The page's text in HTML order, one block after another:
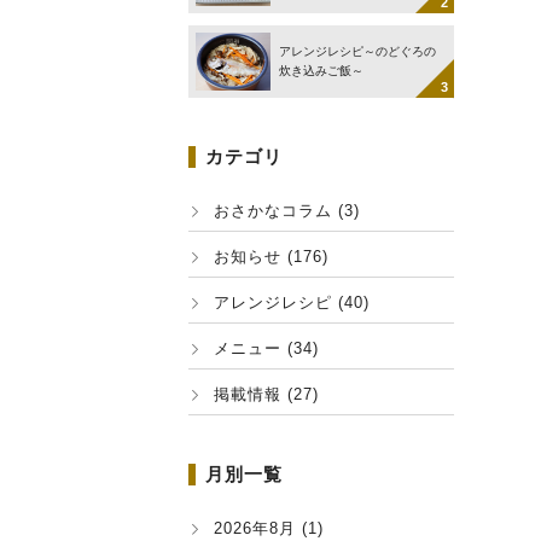
アレンジレシピ～のどぐろの
炊き込みご飯～
カテゴリ
おさかなコラム (3)
お知らせ (176)
アレンジレシピ (40)
メニュー (34)
掲載情報 (27)
月別一覧
2026年8月 (1)